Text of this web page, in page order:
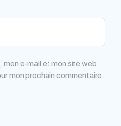
mon e-mail et mon site web
mon prochain commentaire.